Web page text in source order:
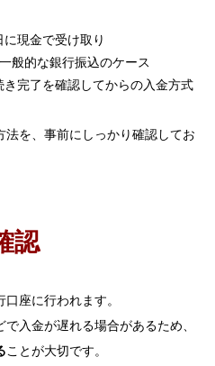
現金で受け取り
般的な銀行振込のケース
完了を確認してからの入金方式
を、事前にしっかり確認してお
認
座に行われます。
入金が遅れる場合があるため、
ことが大切です。